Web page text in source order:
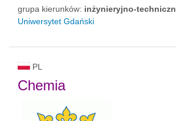
grupa kierunków: inżynieryjno-
Uniwersytet Gdański
PL
Chemia